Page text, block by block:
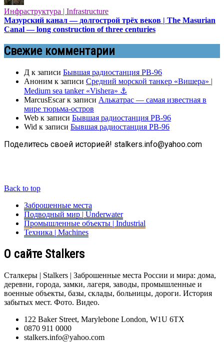
Инфраструктура | Infrastructure
Мазурский канал — долгострой трёх веков | The Masurian
Canal — long construction of three centuries
Свежие комментарии
Д к записи Бывшая радиостанция РВ-96
Аноним к записи Средний морской танкер «Вишера» |
Medium sea tanker «Vishera» ⚓
MarcusEscarк записи Алькатрас — самая известная в
мире тюрьма-остров
Web к записи Бывшая радиостанция РВ-96
Wid к записи Бывшая радиостанция РВ-96
Поделитесь своей историей! stalkers.info@yahoo.com
Back to top
Заброшенные места
Подводный мир | Underwater
Промышленные объекты | Industrial
Техника | Machines
О сайте Stalkers
Сталкеры | Stalkers | Заброшенные места России и мира: дома,
деревни, города, замки, лагеря, заводы, промышленные и
военные объекты, базы, склады, больницы, дороги. История
забытых мест. Фото. Видео.
122 Baker Street, Marylebone London, W1U 6TX
0870 911 0000
stalkers.info@yahoo.com